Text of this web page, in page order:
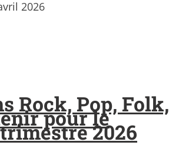
2026
Rock, Pop, Folk,
pour le
2026